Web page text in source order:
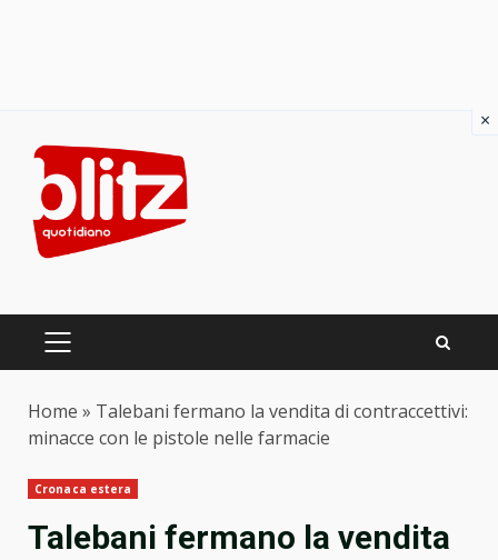
content
PRIMARY
Home » Talebani fermano la vendita di contraccettivi:
minacce con le pistole nelle farmacie
Cronaca estera
Talebani fermano la vendita
×